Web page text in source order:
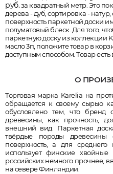
руб.за квадратный метр. Это
дерева - дуб, сортировка -
поверхность паркетной доски
полуматовый блеск. Для того,
паркетную доску из коллекции
масло 3п, положите товар в
доступным способом. Товар есть
О
Торговая марка Karelia на
обращается к своему сырью
обусловлено тем, что бренд
древесины, как прочность,
внешний вид. Паркетная
твёрдые породы древесины
поверхность, а для
использует финские
российских немного прочнее,
на севере Финляндии.